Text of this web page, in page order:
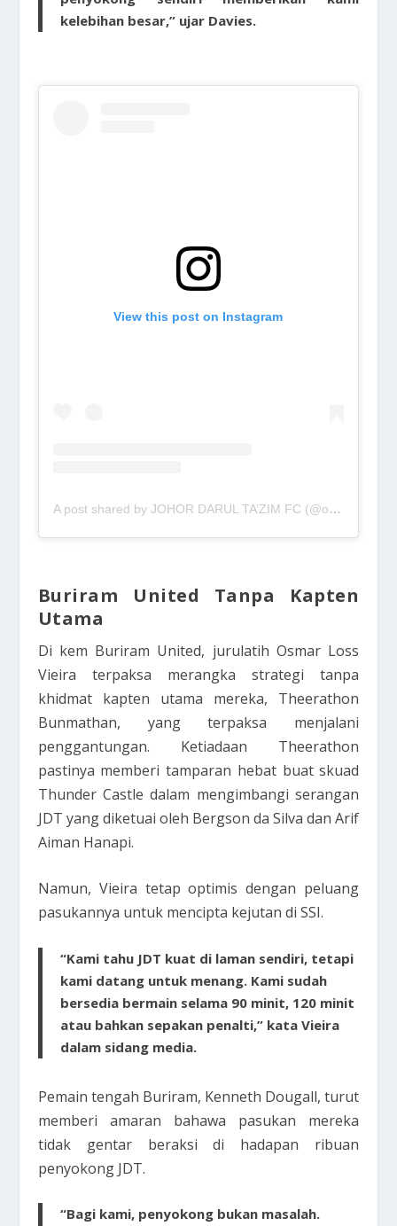
kelebihan besar,” ujar Davies.
View this post on Instagram
A post shared by JOHOR DARUL TA’ZIM FC (@officialjohor)
Buriram United Tanpa Kapten
Utama
Di kem Buriram United, jurulatih Osmar Loss
Vieira terpaksa merangka strategi tanpa
khidmat kapten utama mereka, Theerathon
Bunmathan, yang terpaksa menjalani
penggantungan. Ketiadaan Theerathon
pastinya memberi tamparan hebat buat skuad
Thunder Castle dalam mengimbangi serangan
JDT yang diketuai oleh Bergson da Silva dan Arif
Aiman Hanapi.
Namun, Vieira tetap optimis dengan peluang
pasukannya untuk mencipta kejutan di SSI.
“Kami tahu JDT kuat di laman sendiri, tetapi
kami datang untuk menang. Kami sudah
bersedia bermain selama 90 minit, 120 minit
atau bahkan sepakan penalti,” kata Vieira
dalam sidang media.
Pemain tengah Buriram, Kenneth Dougall, turut
memberi amaran bahawa pasukan mereka
tidak gentar beraksi di hadapan ribuan
penyokong JDT.
“Bagi kami, penyokong bukan masalah.